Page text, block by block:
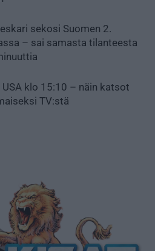
sekosi Suomen 2.
– sai samasta tilanteesta
USA klo 15:10 – näin katsot
TV:stä